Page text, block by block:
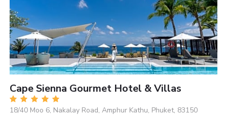
Cape Sienna Gourmet Hotel & Villas
18/40 Moo 6, Nakalay Road, Amphur Kathu, Phuket, 83150